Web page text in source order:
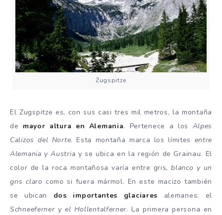
Zugspitze
El Zugspitze es, con sus casi tres mil metros, la montaña
de mayor altura en Alemania. Pertenece a los Alpes
Calizos del Norte. Esta montaña marca los límites entre
Alemania y Austria y se ubica en la región de Grainau. El
color de la roca montañosa varía entre gris, blanco y un
gris claro como si fuera mármol. En este macizo también
se ubican dos importantes glaciares alemanes: el
Schneeferner y el Hollentalferner. La primera persona en